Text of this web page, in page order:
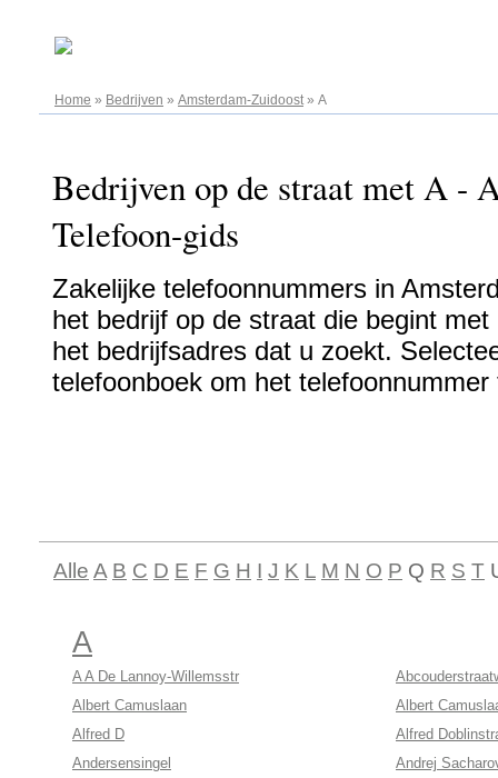
Home » Bedrijven » Amsterdam-Zuidoost» A
Bedrijven op de straat met A -
Telefoon-gids
Zakelijke telefoonnummers in
het bedrijf op de straat die begint
het bedrijfsadres dat u zoekt.
telefoonboek om het telefoonnummer
Alle A B C D E F G H I J K L M N O P Q R S T
A
A A De Lannoy-Willemsstr
Albert Camuslaan
Albert
Alfred D
Alfred
Andersensingel
Andrej